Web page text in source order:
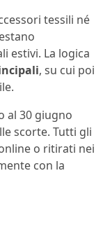
tessili né
estivi. La logica
, su cui poi
al 30 giugno
scorte. Tutti gli
o ritirati nei
con la